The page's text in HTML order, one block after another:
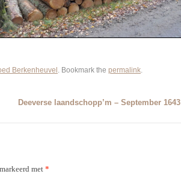
Berkenheuvel . Bookmark the permalink.
Deeverse laandschopp’m – September 1643
met *